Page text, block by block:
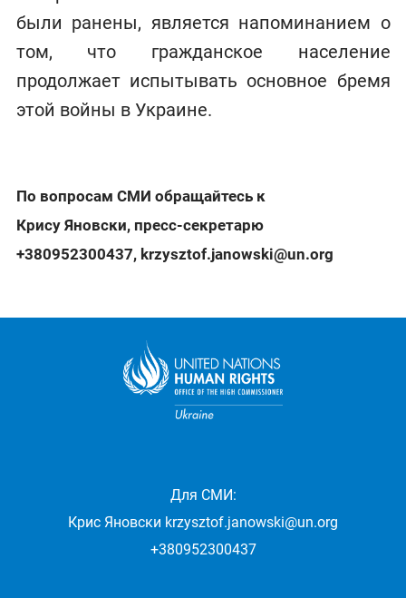
были ранены, является напоминанием о
том, что гражданское население
продолжает испытывать основное бремя
этой войны в Украине.
По вопросам СМИ обращайтесь к
Крису Яновски, пресс-секретарю
+380952300437, krzysztof.janowski@un.org
Для СМИ:
Крис Яновски krzysztof.janowski@un.org
+380952300437